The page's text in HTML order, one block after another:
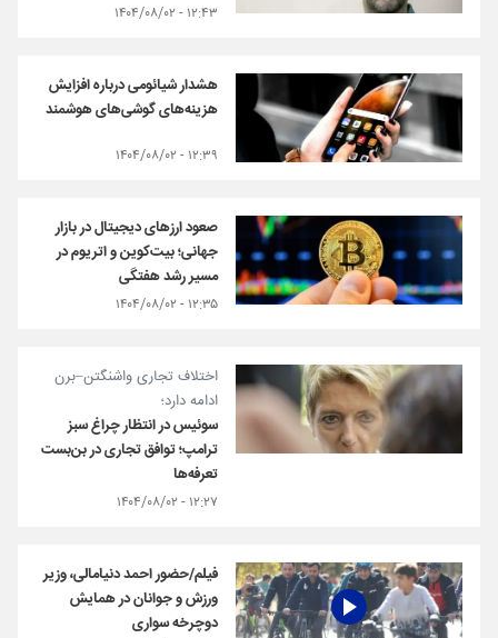
۱۲:۴۳ - ۱۴۰۴/۰۸/۰۲
هشدار شیائومی درباره افزایش
هزینه‌های گوشی‌های هوشمند
۱۲:۳۹ - ۱۴۰۴/۰۸/۰۲
صعود ارزهای دیجیتال در بازار
جهانی؛ بیت‌کوین و اتریوم در
مسیر رشد هفتگی
۱۲:۳۵ - ۱۴۰۴/۰۸/۰۲
اختلاف تجاری واشنگتن–برن
ادامه دارد؛
سوئیس در انتظار چراغ سبز
ترامپ؛ توافق تجاری در بن‌بست
تعرفه‌ها
۱۲:۲۷ - ۱۴۰۴/۰۸/۰۲
فیلم/حضور احمد دنیامالی، وزیر
ورزش و جوانان در همایش
دوچرخه سواری